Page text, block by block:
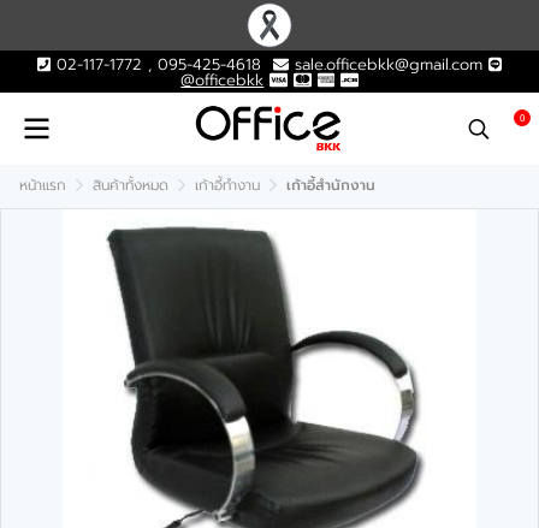
02-117-1772 , 095-425-4618 sale.officebkk@gmail.com
@officebkk
0
หน้าแรก สินค้าทั้งหมด เก้าอี้ทำงาน เก้าอี้สำนักงาน